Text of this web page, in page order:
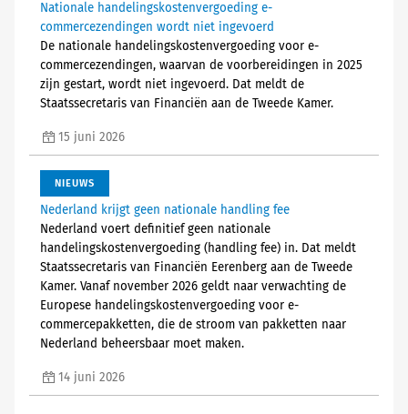
Nationale handelingskostenvergoeding e-
commercezendingen wordt niet ingevoerd
De nationale handelingskostenvergoeding voor e-
commercezendingen, waarvan de voorbereidingen in 2025
zijn gestart, wordt niet ingevoerd. Dat meldt de
Staatssecretaris van Financiën aan de Tweede Kamer.
15 juni 2026
NIEUWS
Nederland krijgt geen nationale handling fee
Nederland voert definitief geen nationale
handelingskostenvergoeding (handling fee) in. Dat meldt
Staatssecretaris van Financiën Eerenberg aan de Tweede
Kamer. Vanaf november 2026 geldt naar verwachting de
Europese handelingskostenvergoeding voor e-
commercepakketten, die de stroom van pakketten naar
Nederland beheersbaar moet maken.
14 juni 2026